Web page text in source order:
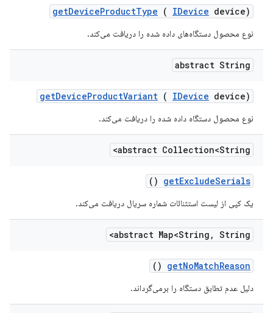
getDeviceProductType ( IDevice device)
نوع محصول دستگاه‌های داده شده را دریافت می‌کند.
abstract String
getDeviceProductVariant ( IDevice device)
نوع محصول دستگاه داده شده را دریافت می‌کند.
abstract Collection<String>
getExcludeSerials
()
یک کپی از لیست استثنائات شماره سریال دریافت می‌کند.
abstract Map<String , String>
getNoMatchReason
()
دلیل عدم تطابق دستگاه را برمی‌گرداند.